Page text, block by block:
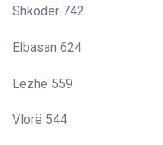
Shkodër 742
Elbasan 624
Lezhë 559
Vlorë 544